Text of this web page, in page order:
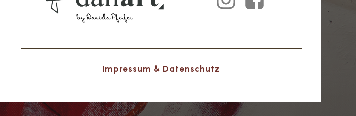
Impressum & Datenschutz